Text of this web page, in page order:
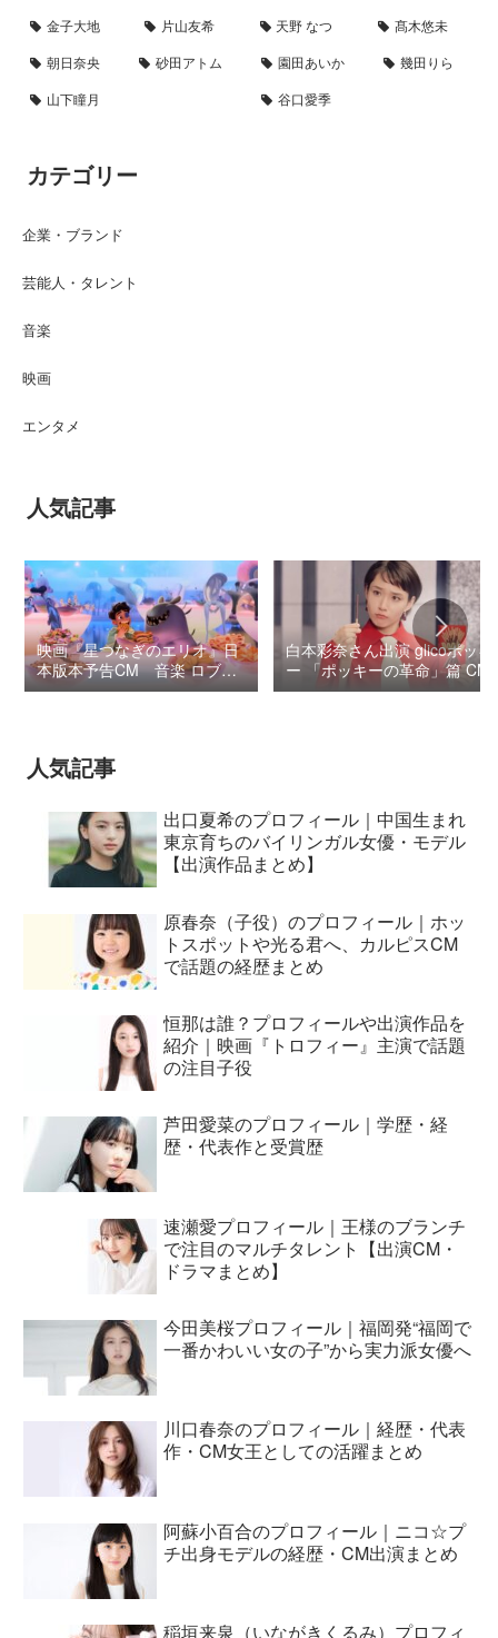
金子大地
片山友希 天野 なつ
髙木悠未
朝日奈央
砂田アトム 園田あいか
幾田りら
山下瞳月
谷口愛季
カテゴリー
企業・ブランド
芸能人・タレント
音楽
映画
エンタメ
人気記事
映画『星つなぎのエリオ』日
本版本予告CM 音楽 ロブ・
シモンセン /
白本彩奈さん出演 glicoポッキ
ー 「ポッキーの革命」篇 CM
人気記事
出口夏希のプロフィール｜中国生まれ
東京育ちのバイリンガル女優・モデル
【出演作品まとめ】
原春奈（子役）のプロフィール｜ホッ
トスポットや光る君へ、カルピスCM
で話題の経歴まとめ
恒那は誰？プロフィールや出演作品を
紹介｜映画『トロフィー』主演で話題
の注目子役
芦田愛菜のプロフィール｜学歴・経
歴・代表作と受賞歴
速瀬愛プロフィール｜王様のブランチ
で注目のマルチタレント【出演CM・
ドラマまとめ】
今田美桜プロフィール｜福岡発“福岡で
一番かわいい女の子”から実力派女優へ
川口春奈のプロフィール｜経歴・代表
作・CM女王としての活躍まとめ
阿蘇小百合のプロフィール｜ニコ☆プ
チ出身モデルの経歴・CM出演まとめ
稲垣来泉（いながきくるみ）プロフィ